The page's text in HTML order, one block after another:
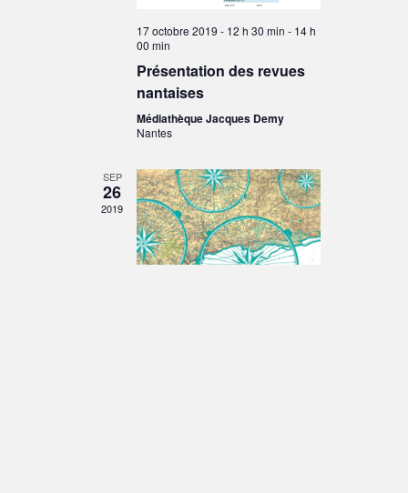
17 octobre 2019 - 12 h 30 min - 14 h
00 min
Présentation des revues
nantaises
Médiathèque Jacques Demy
Nantes
SEP
26
2019